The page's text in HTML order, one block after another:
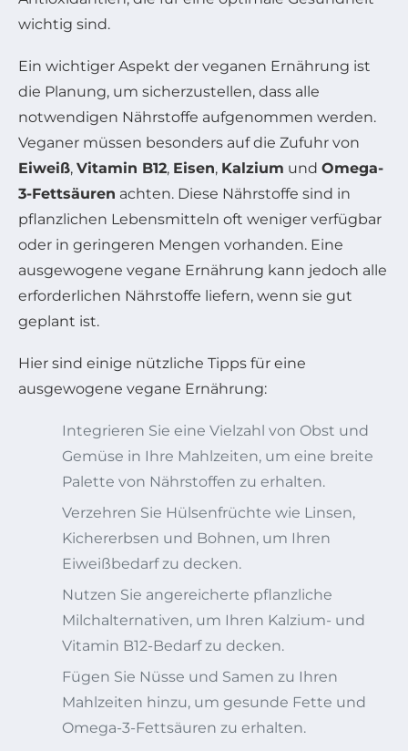
wichtig sind.
Ein wichtiger Aspekt der veganen Ernährung ist
die Planung, um sicherzustellen, dass alle
notwendigen Nährstoffe aufgenommen werden.
Veganer müssen besonders auf die Zufuhr von
Eiweiß, Vitamin B12, Eisen, Kalzium und Omega-
3-Fettsäuren achten. Diese Nährstoffe sind in
pflanzlichen Lebensmitteln oft weniger verfügbar
oder in geringeren Mengen vorhanden. Eine
ausgewogene vegane Ernährung kann jedoch alle
erforderlichen Nährstoffe liefern, wenn sie gut
geplant ist.
Hier sind einige nützliche Tipps für eine
ausgewogene vegane Ernährung:
Integrieren Sie eine Vielzahl von Obst und
Gemüse in Ihre Mahlzeiten, um eine breite
Palette von Nährstoffen zu erhalten.
Verzehren Sie Hülsenfrüchte wie Linsen,
Kichererbsen und Bohnen, um Ihren
Eiweißbedarf zu decken.
Nutzen Sie angereicherte pflanzliche
Milchalternativen, um Ihren Kalzium- und
Vitamin B12-Bedarf zu decken.
Fügen Sie Nüsse und Samen zu Ihren
Mahlzeiten hinzu, um gesunde Fette und
Omega-3-Fettsäuren zu erhalten.